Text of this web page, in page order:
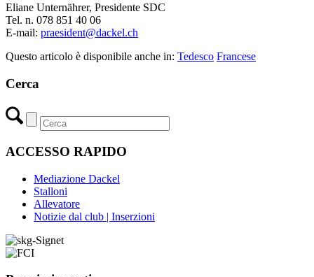
Eliane Unternährer, Presidente SDC
Tel. n. 078 851 40 06
E-mail: praesident@dackel.ch
Questo articolo è disponibile anche in: Tedesco Francese
Cerca
ACCESSO RAPIDO
Mediazione Dackel
Stalloni
Allevatore
Notizie dal club | Inserzioni